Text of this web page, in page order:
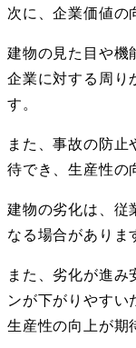
次に、企業価値の
建物の見た目や機
企業に対する周り
す。
また、事故の防止
待でき、生産性の
建物の劣化は、従
なる場合がありま
また、劣化が進み
ンが下がりやすい
生産性の向上が期